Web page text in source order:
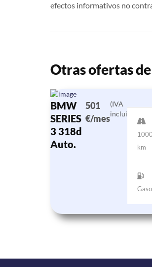
efectos informativos no
Otras ofertas de
BMW
SERIES
3 318d
Auto.
501
€/mes
(IVA
incluido)
km